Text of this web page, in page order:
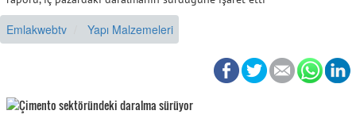
Emlakwebtv Yapı Malzemeleri